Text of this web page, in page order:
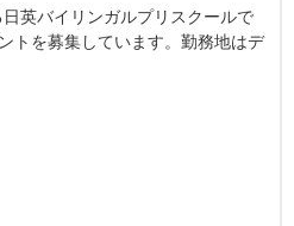
英バイリンガルプリスクールで
トを募集しています。勤務地はデ